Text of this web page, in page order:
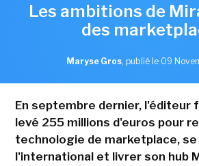
Les ambitions de
des
Maryse Gros, publié le 09
En septembre dernier, l'éditeur
levé 255 millions d'euros pour
technologie de marketplace, se
l'international et livrer son hub